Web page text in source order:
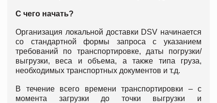
С чего начать?
Организация локальной доставки DSV начинается
со стандартной формы запроса с указанием
требований по транспортировке, даты погрузки/
выгрузки, веса и объема, а также типа груза,
необходимых транспортных документов и т.д.
В течение всего времени транспортировки – с
момента загрузки до точки выгрузки и